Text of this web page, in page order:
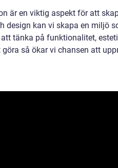
är en viktig aspekt för att
design kan vi skapa en miljö
tänka på funktionalitet,
så ökar vi chansen att